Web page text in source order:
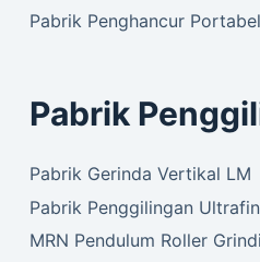
Pabrik Penghancur
Pabrik
Pabrik Gerinda Vertikal LM
Pabrik Penggilingan
MRN Pendulum Roller